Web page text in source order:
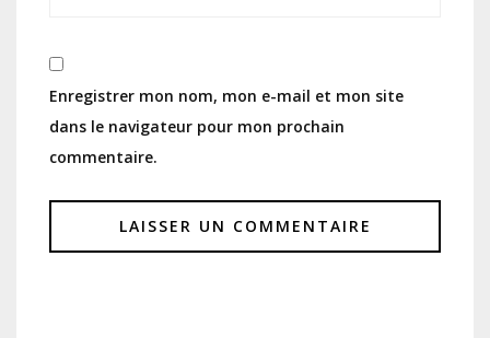
Enregistrer mon nom, mon e-mail et mon site
dans le navigateur pour mon prochain
commentaire.